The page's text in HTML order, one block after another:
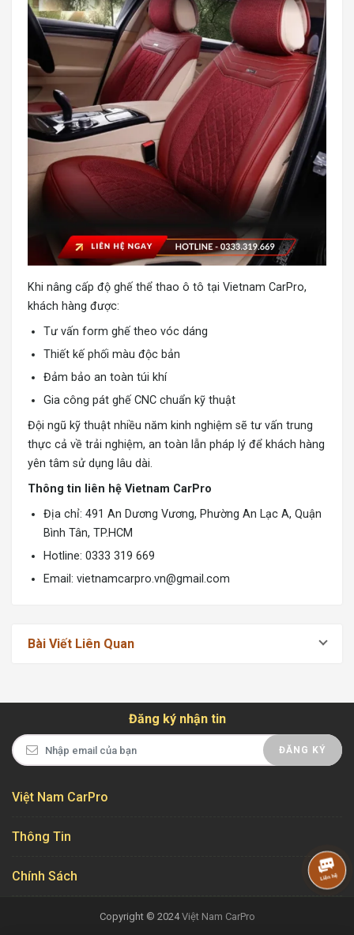
Khi nâng cấp độ ghế thể thao ô tô tại Vietnam CarPro,
khách hàng được:
Tư vấn form ghế theo vóc dáng
Thiết kế phối màu độc bản
Đảm bảo an toàn túi khí
Gia công pát ghế CNC chuẩn kỹ thuật
Đội ngũ kỹ thuật nhiều năm kinh nghiệm sẽ tư vấn trung
thực cả về trải nghiệm, an toàn lẫn pháp lý để khách hàng
yên tâm sử dụng lâu dài.
Thông tin liên hệ Vietnam CarPro
Địa chỉ: 491 An Dương Vương, Phường An Lạc A, Quận
Bình Tân, TP.HCM
Hotline: 0333 319 669
Email: vietnamcarpro.vn@gmail.com
Bài Viết Liên Quan
Đăng ký nhận tin
ĐĂNG KÝ
Việt Nam CarPro
Thông Tin
Chính Sách
Copyright © 2024Việt Nam CarPro